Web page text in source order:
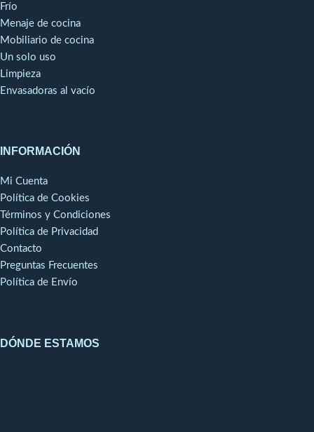
Frío
Menaje de cocina
Mobiliario de cocina
Un solo uso
Limpieza
Envasadoras al vacío
INFORMACIÓN
Mi Cuenta
Política de Cookies
Términos y Condiciones
Política de Privacidad
Contacto
Preguntas Frecuentes
Política de Envío
DÓNDE ESTAMOS